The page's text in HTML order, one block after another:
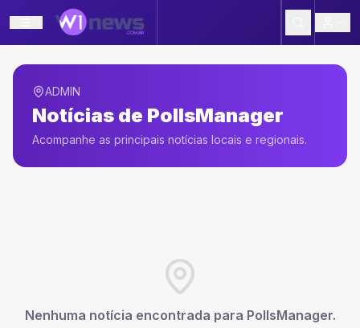
ADMIN
Notícias de PollsManager
Acompanhe as principais notícias locais e regionais.
Nenhuma notícia encontrada para PollsManager.